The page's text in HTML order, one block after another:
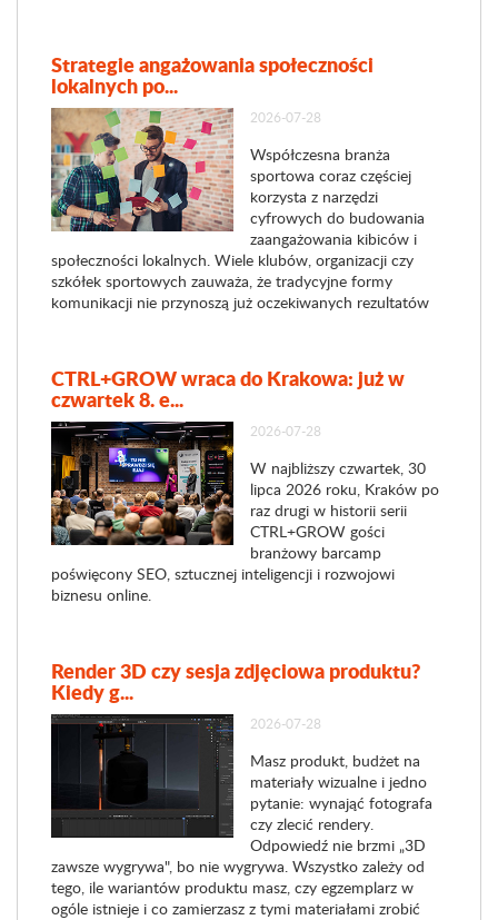
Strategie angażowania społeczności
lokalnych po...
2026-07-28
Współczesna branża
sportowa coraz częściej
korzysta z narzędzi
cyfrowych do budowania
zaangażowania kibiców i
społeczności lokalnych. Wiele klubów, organizacji czy
szkółek sportowych zauważa, że tradycyjne formy
komunikacji nie przynoszą już oczekiwanych rezultatów
CTRL+GROW wraca do Krakowa: już w
czwartek 8. e...
2026-07-28
W najbliższy czwartek, 30
lipca 2026 roku, Kraków po
raz drugi w historii serii
CTRL+GROW gości
branżowy barcamp
poświęcony SEO, sztucznej inteligencji i rozwojowi
biznesu online.
Render 3D czy sesja zdjęciowa produktu?
Kiedy g...
2026-07-28
Masz produkt, budżet na
materiały wizualne i jedno
pytanie: wynająć fotografa
czy zlecić rendery.
Odpowiedź nie brzmi „3D
zawsze wygrywa", bo nie wygrywa. Wszystko zależy od
tego, ile wariantów produktu masz, czy egzemplarz w
ogóle istnieje i co zamierzasz z tymi materiałami zrobić